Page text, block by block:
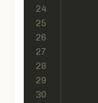
24
25
26
27
28
29
30